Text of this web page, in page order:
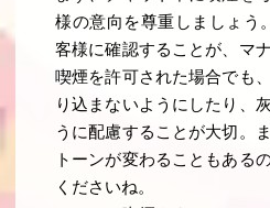
様の意向を尊重しましょう
客様に確認することが、マ
喫煙を許可された場合でも
り込まないようにしたり、
うに配慮することが大切。
トーンが変わることもある
くださいね。